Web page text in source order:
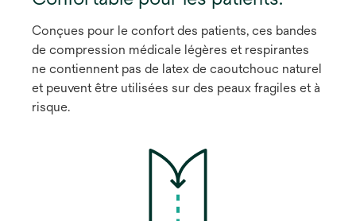
Conçues pour le confort des patients, ces bandes
de compression médicale légères et respirantes
ne contiennent pas de latex de caoutchouc naturel
et peuvent être utilisées sur des peaux fragiles et à
risque.